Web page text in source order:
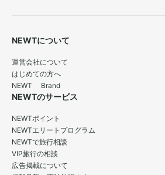
NEWTについて
運営会社について
はじめての方へ
NEWT Brand
NEWTのサービス
NEWTポイント
NEWTエリートプログラム
NEWTで旅行相談
VIP旅行の相談
広告掲載について